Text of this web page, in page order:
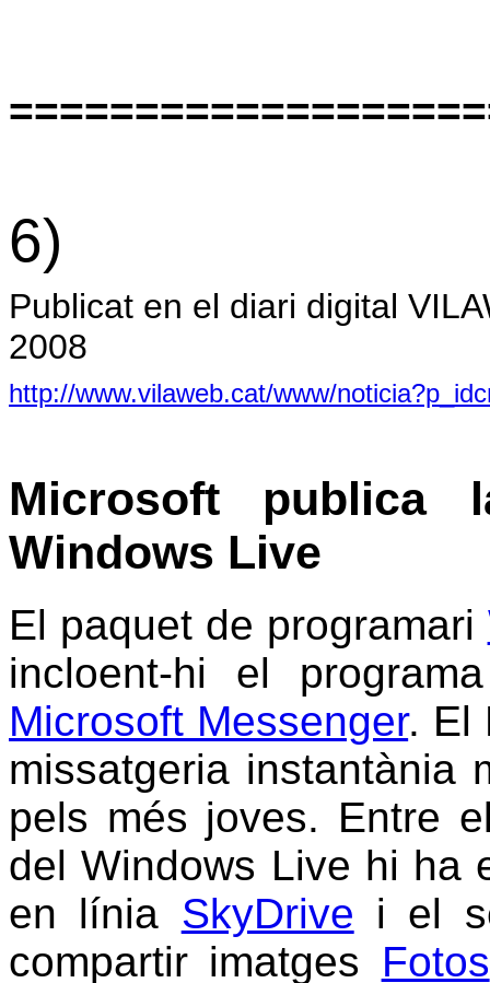
6)
Publicat en el diari digital
2008
http://www.vilaweb.cat/www/
Microsoft publica
Windows Live
El paquet de programari
incloent-hi el
Microsoft Messenger. El
missatgeria instantània
pels més joves. Entre
del Windows Live hi ha
en línia SkyDrive i el
compartir imatges Fotos